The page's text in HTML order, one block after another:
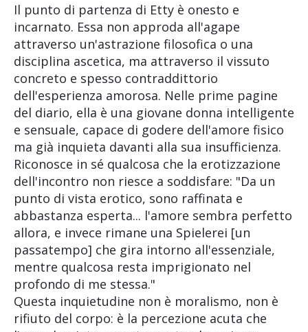
Il punto di partenza di Etty è onesto e
incarnato. Essa non approda all'agape
attraverso un'astrazione filosofica o una
disciplina ascetica, ma attraverso il vissuto
concreto e spesso contraddittorio
dell'esperienza amorosa. Nelle prime pagine
del diario, ella è una giovane donna intelligente
e sensuale, capace di godere dell'amore fisico
ma già inquieta davanti alla sua insufficienza.
Riconosce in sé qualcosa che la erotizzazione
dell'incontro non riesce a soddisfare: "Da un
punto di vista erotico, sono raffinata e
abbastanza esperta... l'amore sembra perfetto
allora, e invece rimane una Spielerei [un
passatempo] che gira intorno all'essenziale,
mentre qualcosa resta imprigionato nel
profondo di me stessa."
Questa inquietudine non è moralismo, non è
rifiuto del corpo: è la percezione acuta che